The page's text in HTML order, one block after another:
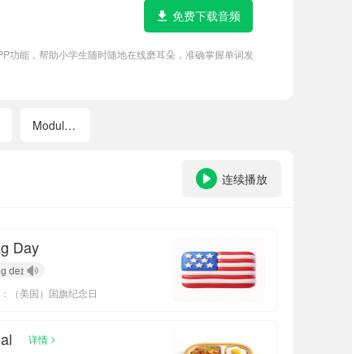
功能，帮助小学生随时随地在线磨耳朵，准确掌握单词发
免费下载音频
Module 10
连续播放
Day
deɪ
（美国）国旗纪念日
详情 >